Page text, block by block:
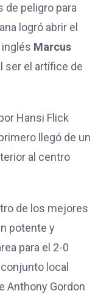
de peligro para
logró abrir el
Marcus
ser el artífice de
Hansi Flick
llegó de un
al centro
de los mejores
potente y
para el 2-0
local
Anthony Gordon